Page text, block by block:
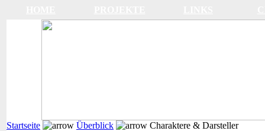
Startseite Überblick
Charaktere & Darsteller